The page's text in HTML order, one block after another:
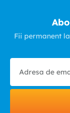
Fii permanent